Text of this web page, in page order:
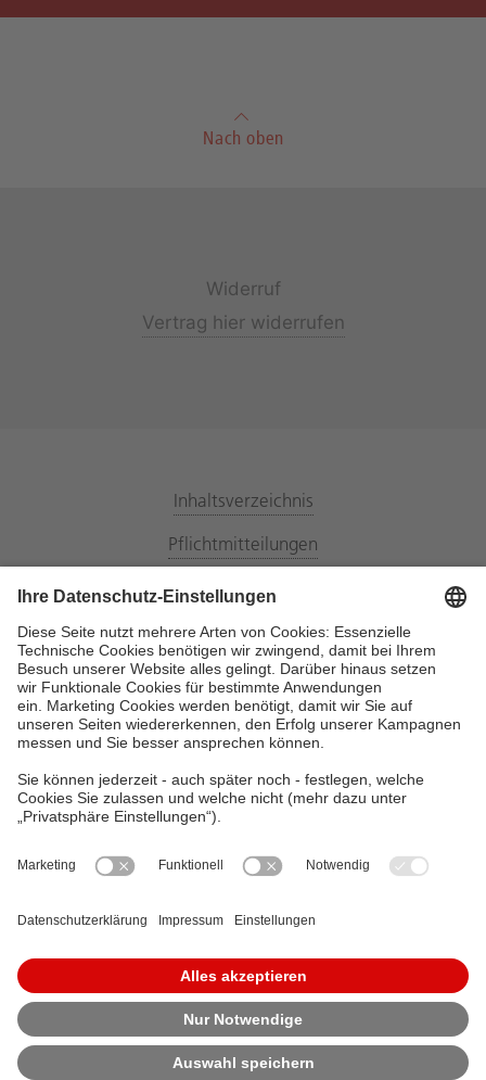
Nach oben
Widerruf
Vertrag hier widerrufen
Inhaltsverzeichnis
Pflichtmitteilungen
Energiemarktpartner
Datenschutz
Privatsphäre Einstellungen
Bildnachweis
Impressum